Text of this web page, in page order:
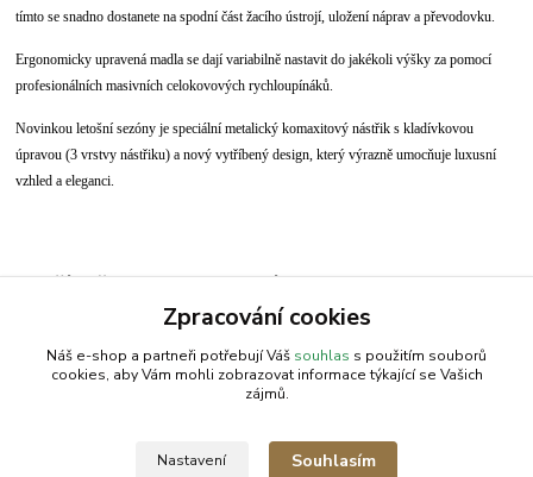
tímto se snadno dostanete na spodní část žacího ústrojí, uložení náprav a převodovku.
Ergonomicky upravená madla se dají variabilně nastavit do jakékoli výšky za pomocí
profesionálních masivních celokovových rychloupínáků.
Novinkou letošní sezóny je speciální metalický komaxitový nástřik s kladívkovou
úpravou (3 vrstvy nástřiku) a nový vytříbený design, který výrazně umocňuje luxusní
vzhled a eleganci.
Zboží zařazeno v kategoriích
Sekačka | WEIBANGZpracování cookies
Náš e-shop a partneři potřebují Váš souhlas s použitím souborů
cookies, aby Vám mohli zobrazovat informace týkající se Vašich
zájmů.
Nastavení Souhlasím